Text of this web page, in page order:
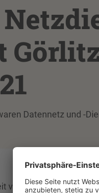
Datennetz und -
von ca. 19:20 bis